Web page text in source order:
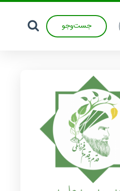
جست‌وجو